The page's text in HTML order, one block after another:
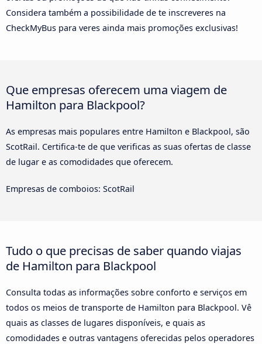
Considera também a possibilidade de te inscreveres na
CheckMyBus para veres ainda mais promoções exclusivas!
Que empresas oferecem uma viagem de
Hamilton para Blackpool?
As empresas mais populares entre Hamilton e Blackpool, são
ScotRail. Certifica-te de que verificas as suas ofertas de classe
de lugar e as comodidades que oferecem.
Empresas de comboios: ScotRail
Tudo o que precisas de saber quando viajas
de Hamilton para Blackpool
Consulta todas as informações sobre conforto e serviços em
todos os meios de transporte de Hamilton para Blackpool. Vê
quais as classes de lugares disponíveis, e quais as
comodidades e outras vantagens oferecidas pelos operadores